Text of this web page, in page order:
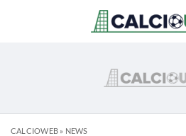
CALCIOWEB» NEWS